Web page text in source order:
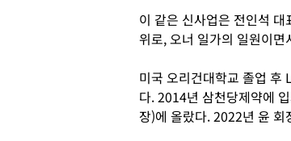
이 같은 신사업은 전인석
위로, 오너 일가의 일원이
미국 오리건대학교 졸업 후
다. 2014년 삼천당제약에
장)에 올랐다. 2022년 윤